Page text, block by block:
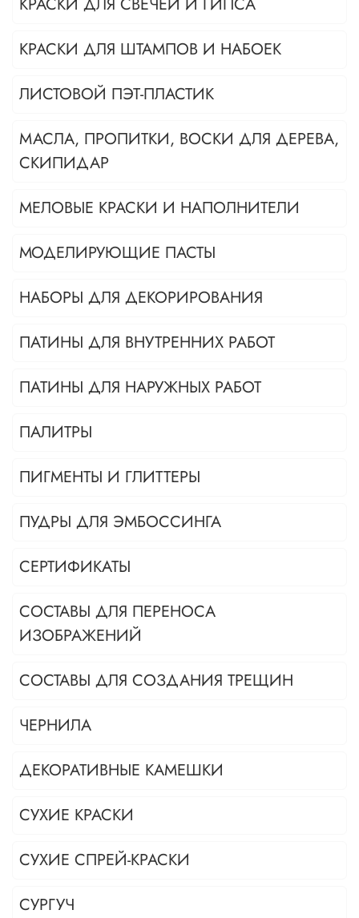
КРАСКИ ДЛЯ СВЕЧЕЙ И ГИПСА
КРАСКИ ДЛЯ ШТАМПОВ И НАБОЕК
ЛИСТОВОЙ ПЭТ-ПЛАСТИК
МАСЛА, ПРОПИТКИ, ВОСКИ ДЛЯ ДЕРЕВА,
СКИПИДАР
МЕЛОВЫЕ КРАСКИ И НАПОЛНИТЕЛИ
МОДЕЛИРУЮЩИЕ ПАСТЫ
НАБОРЫ ДЛЯ ДЕКОРИРОВАНИЯ
ПАТИНЫ ДЛЯ ВНУТРЕННИХ РАБОТ
ПАТИНЫ ДЛЯ НАРУЖНЫХ РАБОТ
ПАЛИТРЫ
ПИГМЕНТЫ И ГЛИТТЕРЫ
ПУДРЫ ДЛЯ ЭМБОССИНГА
СЕРТИФИКАТЫ
СОСТАВЫ ДЛЯ ПЕРЕНОСА
ИЗОБРАЖЕНИЙ
СОСТАВЫ ДЛЯ СОЗДАНИЯ ТРЕЩИН
ЧЕРНИЛА
ДЕКОРАТИВНЫЕ КАМЕШКИ
СУХИЕ КРАСКИ
СУХИЕ СПРЕЙ-КРАСКИ
СУРГУЧ